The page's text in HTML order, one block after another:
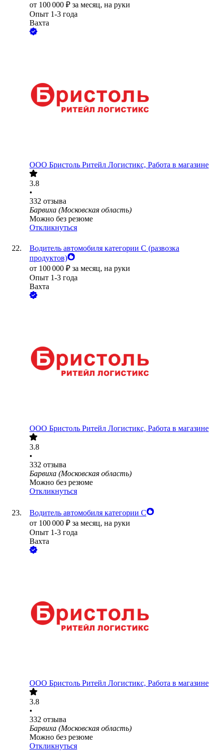
от 100 000 ₽ за месяц, на руки
Опыт 1-3 года
Вахта
ООО Бристоль Ритейл Логистикс, Работа в магазине
3.8
•
332 отзыва
Барвиха (Московская область)
Можно без резюме
Откликнуться
Водитель автомобиля категории C (развозка
продуктов)
от 100 000 ₽ за месяц, на руки
Опыт 1-3 года
Вахта
ООО Бристоль Ритейл Логистикс, Работа в магазине
3.8
•
332 отзыва
Барвиха (Московская область)
Можно без резюме
Откликнуться
Водитель автомобиля категории С
от 100 000 ₽ за месяц, на руки
Опыт 1-3 года
Вахта
ООО Бристоль Ритейл Логистикс, Работа в магазине
3.8
•
332 отзыва
Барвиха (Московская область)
Можно без резюме
Откликнуться